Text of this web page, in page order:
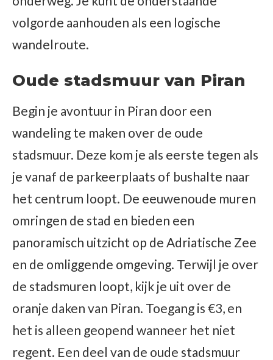
volgorde aanhouden als een logische
wandelroute.
Oude stadsmuur van Piran
Begin je avontuur in Piran door een
wandeling te maken over de oude
stadsmuur. Deze kom je als eerste tegen als
je vanaf de parkeerplaats of bushalte naar
het centrum loopt. De eeuwenoude muren
omringen de stad en bieden een
panoramisch uitzicht op de Adriatische Zee
en de omliggende omgeving. Terwijl je over
de stadsmuren loopt, kijk je uit over de
oranje daken van Piran. Toegang is €3, en
het is alleen geopend wanneer het niet
regent. Een deel van de oude stadsmuur